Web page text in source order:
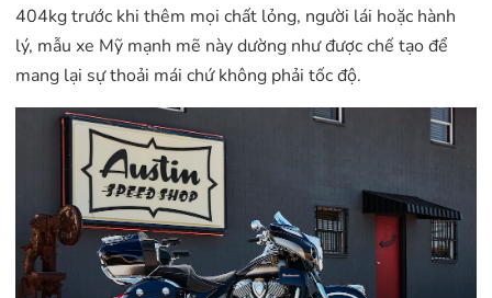
404kg trước khi thêm mọi chất lỏng, người lái hoặc hành
lý, mẫu xe Mỹ mạnh mẽ này dường như được chế tạo để
mang lại sự thoải mái chứ không phải tốc độ.